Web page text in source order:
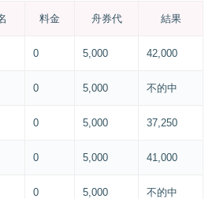
料金 舟券代 結果
0 5,000 42,000
0 5,000 不的中
0 5,000 37,250
0 5,000 41,000
0 5,000 不的中